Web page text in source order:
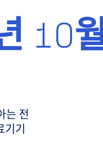
10
는 전
기기